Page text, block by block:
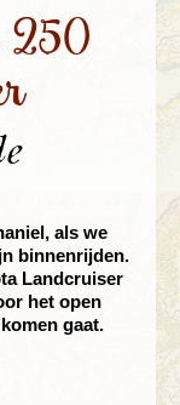
250
als we
binnenrijden.
Landcruiser
het open
gaat.